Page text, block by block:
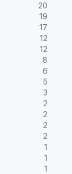
20
19
17
12
12
8
6
5
3
2
2
2
2
1
1
1